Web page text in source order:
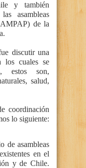
y también
asambleas
de la
discutir una
los cuales se
estos son,
salud,
coordinación
lo siguiente:
de asambleas
en el
y de Chile.